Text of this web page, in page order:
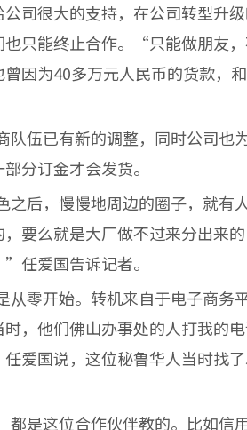
司很大的支持，在公司转型升
只能终止合作。“只能做朋友
因为40多万元人民币的货款，
伍已有新的调整，同时公司也
分订金才会发货。
后，慢慢地周边的圈子，就有
要么就是大厂做不过来分出来
任爱国告诉记者。
零开始。转机来自于电子商务
，他们佛山办事处的人打我的
爱国说，这位秘鲁华人当时找
是这位合作伙伴教的。比如信